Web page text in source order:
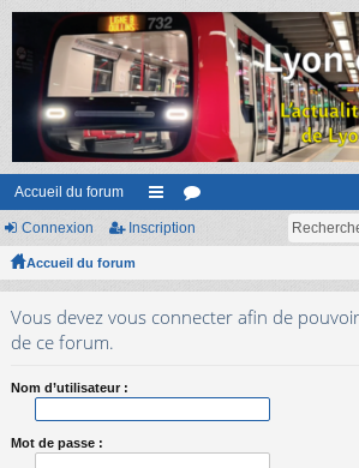
Accueil du forum
ac or
Connexion Inscription
Accueil du forum
Vous devez vous connecter afin de
de ce forum.
Nom d’utilisateur :
Mot de passe :